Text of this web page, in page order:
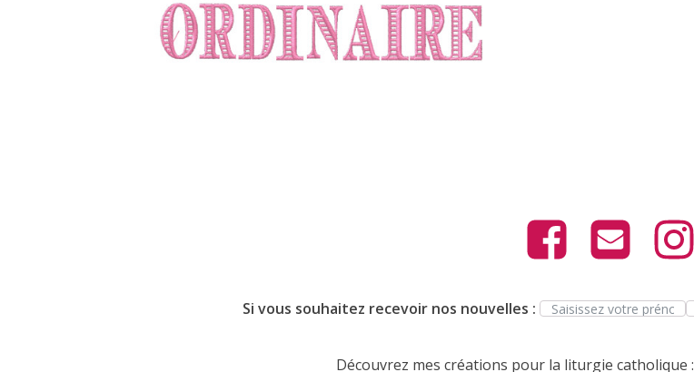
Si vous souhaitez recevoir nos nouvelles :
Découvrez mes créations pour la liturgie catholique :